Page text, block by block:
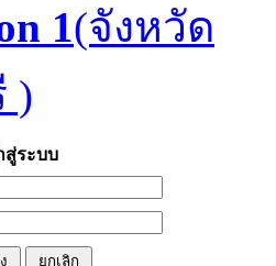
1(จังหวัด
)
สู่ระบบ